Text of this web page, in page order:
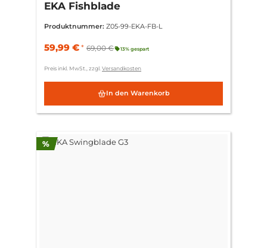
EKA Fishblade
Produktnummer: Z05-99-EKA-FB-L
59,99 € * 69,00 € 13% gespart
Preis inkl. MwSt., zzgl. Versandkosten
In den Warenkorb
%Rabatt